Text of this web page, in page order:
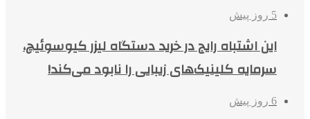
5 روز پیش
این اشتباه رایج در خرید دستگاه لیزر کیوسوئیچ،
سرمایه کلینیک‌های زیبایی را نابود می‌کند!
6 روز پیش